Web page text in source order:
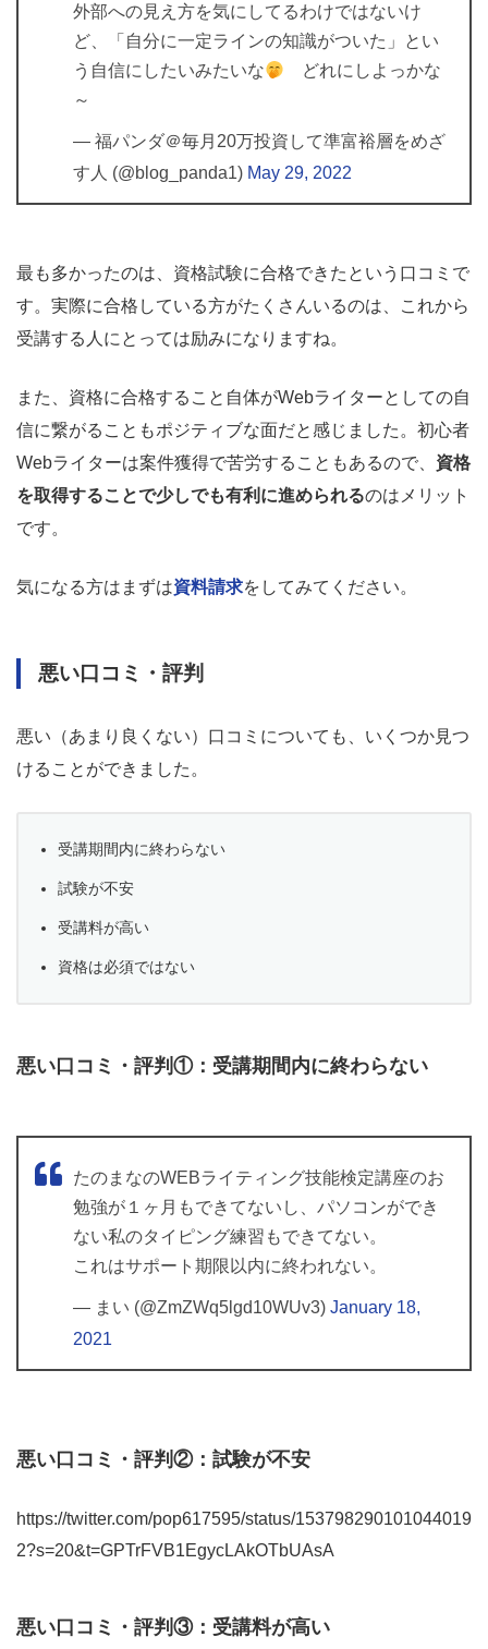
外部への見え方を気にしてるわけではないけ
ど、「自分に一定ラインの知識がついた」とい
う自信にしたいみたいな
どれにしよっかな
～
— 福パンダ＠毎月20万投資して準富裕層をめざ
す人 (@blog_panda1) May 29, 2022
最も多かったのは、資格試験に合格できたという口コミで
す。実際に合格している方がたくさんいるのは、これから
受講する人にとっては励みになりますね。
また、資格に合格すること自体がWebライターとしての自
信に繋がることもポジティブな面だと感じました。初心者
Webライターは案件獲得で苦労することもあるので、 資格
を取得することで少しでも有利に進められるのはメリット
です。
気になる方はまずは資料請求をしてみてください。
悪い口コミ・評判
悪い（あまり良くない）口コミについても、いくつか見つ
けることができました。
受講期間内に終わらない
試験が不安
受講料が高い
資格は必須ではない
悪い口コミ・評判①：受講期間内に終わらない
たのまなのWEBライティング技能検定講座のお
勉強が１ヶ月もできてないし、パソコンができ
ない私のタイピング練習もできてない。
これはサポート期限以内に終われない。
— まい (@ZmZWq5lgd10WUv3) January 18,
2021
悪い口コミ・評判②：試験が不安
https://twitter.com/pop617595/status/153798290101044019
2?s=20&t=GPTrFVB1EgycLAkOTbUAsA
悪い口コミ・評判③：受講料が高い